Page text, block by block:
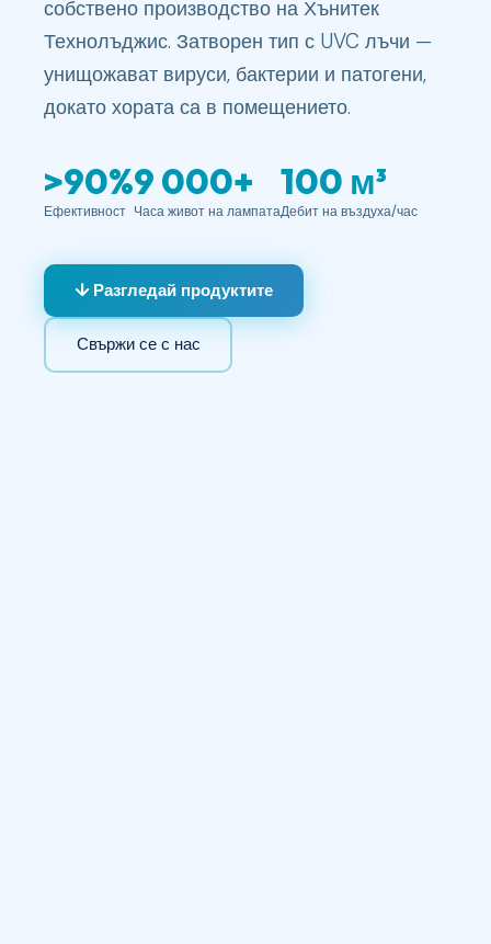
собствено производство на Хънитек
Технолъджис. Затворен тип с UVC лъчи —
унищожават вируси, бактерии и патогени,
докато хората са в помещението.
>90%
Ефективност
9 000+
Часа живот на лампата
100 м³
Дебит на въздуха/час
↓ Разгледай продуктите
Свържи се с нас